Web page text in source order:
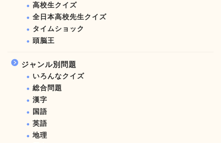
高校生クイズ
全日本高校先生クイズ
タイムショック
頭脳王
ジャンル別問題
いろんなクイズ
総合問題
漢字
国語
英語
地理